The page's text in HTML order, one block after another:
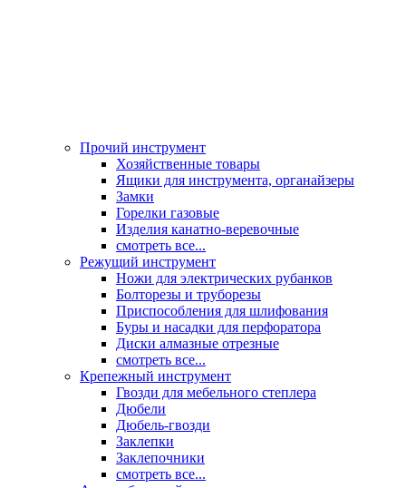
Прочий инструмент
Хозяйственные товары
Ящики для инструмента, органайзеры
Замки
Горелки газовые
Изделия канатно-веревочные
смотреть все...
Режущий инструмент
Ножи для электрических рубанков
Болторезы и труборезы
Приспособления для шлифования
Буры и насадки для перфоратора
Диски алмазные отрезные
смотреть все...
Крепежный инструмент
Гвозди для мебельного степлера
Дюбели
Дюбель-гвозди
Заклепки
Заклепочники
смотреть все...